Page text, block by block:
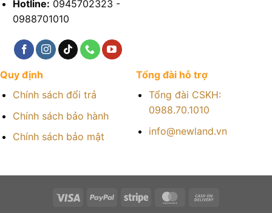
Hotline: 0945702323 -
0988701010
Quy định
Chính sách đổi trả
Chính sách bảo hành
Chính sách bảo mật
Tổng đài hỗ trợ
Tổng đài CSKH:
0988.70.1010
info@newland.vn